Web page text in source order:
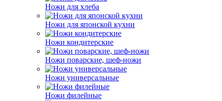
Ножи для хлеба
Ножи для японской кухни
Ножи кондитерские
Ножи поварские, шеф-ножи
Ножи универсальные
Ножи филейные